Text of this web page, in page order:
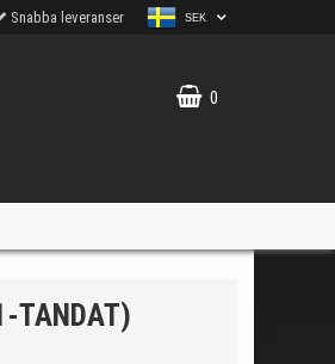
Snabba leveranser SEK
0
TANDAT)